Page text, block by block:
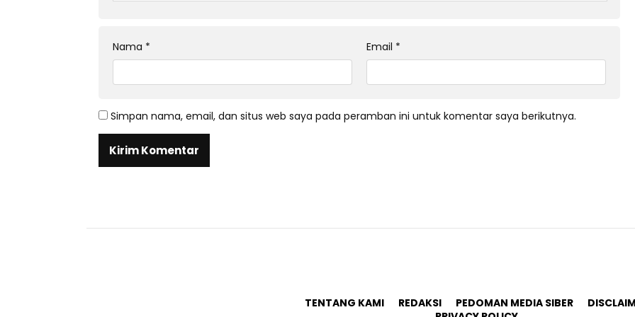
Nama * Email *
Simpan nama, email, dan situs web saya pada peramban ini untuk komentar saya berikutnya.
TENTANG KAMI REDAKSI PEDOMAN MEDIA SIBER